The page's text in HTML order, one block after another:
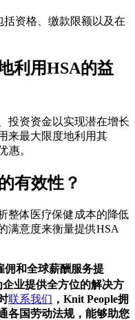
括资格、缴款限额以及在
利用HSA的益
投资资金以实现潜在增长
来最大限度地利用其
惠。
有效性？
整体医疗保健成本的降低
满意度来衡量提供HSA
佣和全球薪酬服务提
业提供全方位的解决方
联系我们 ，Knit People拥
各国劳动法规，能够助您